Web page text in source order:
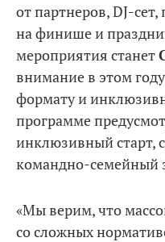
от партнеров, DJ-
на финише и
мероприятия станет
внимание в этом
формату и
программе
инклюзивный старт,
командно-семейный
«Мы верим, что
со сложных